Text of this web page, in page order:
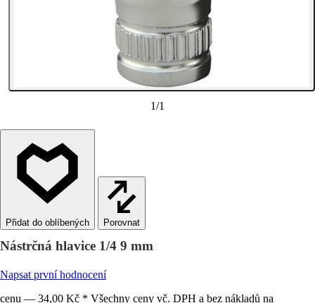
1/1
Porovnat
Nástrčná hlavice 1/4 9 mm
Napsat první hodnocení
cenu — 34,00 Kč * Všechny ceny vč. DPH a bez nákladů na